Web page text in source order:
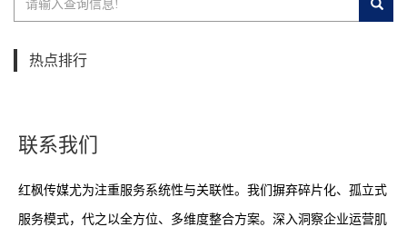
热点排行
联系我们
红枫传媒尤为注重服务系统性与关联性。我们摒弃碎片化、孤立式
服务模式，代之以全方位、多维度整合方案。深入洞察企业运营肌